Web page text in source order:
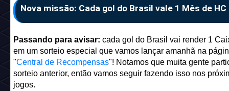
Nova missão: Cada gol do Brasil vale 1 Mês de HC
Passando para avisar: cada gol do Brasil vai render 1
em um sorteio especial que vamos lançar amanhã na
"Central de Recompensas"! Notamos que muita gente
sorteio anterior, então vamos seguir fazendo isso nos
jogos.